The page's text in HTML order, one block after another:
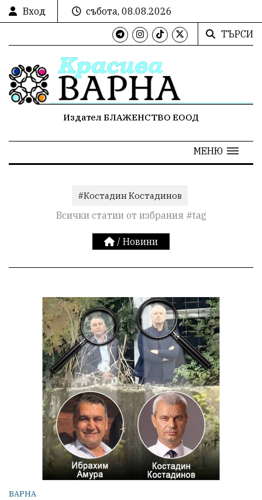
Вход
събота, 08.08.2026
ТЪРСИ
Издател БЛАЖЕНСТВО ЕООД
МЕНЮ
#Костадин Костадинов
Всички статии от избрания #tag
/ Новини
ВАРНА